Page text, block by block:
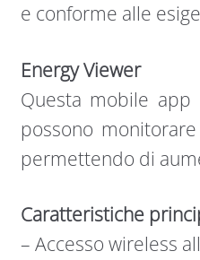
e conforme alle
Energy Viewer
Questa mobile
possono
permettendo di
Caratteristiche
– Accesso wireless